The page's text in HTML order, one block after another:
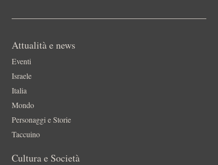
Attualità e news
Eventi
Israele
Italia
Mondo
Personaggi e Storie
Taccuino
Cultura e Società